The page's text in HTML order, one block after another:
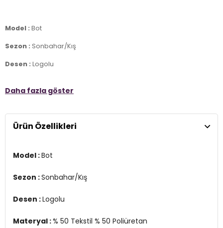
Model : Bot
Sezon : Sonbahar/Kış
Desen : Logolu
Taban Bilgisi :
Daha fazla göster
Ürün Özellikleri
Model :Bot
Sezon :Sonbahar/Kış
Desen :Logolu
Materyal :% 50 Tekstil % 50 Poliüretan